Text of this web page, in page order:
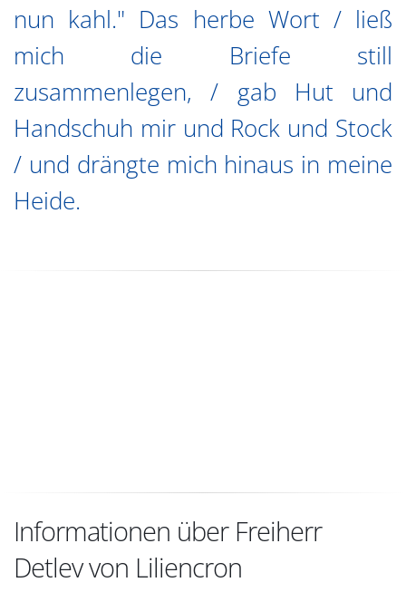
nun kahl." Das herbe Wort / ließ
mich die Briefe still
zusammenlegen, / gab Hut und
Handschuh mir und Rock und Stock
/ und drängte mich hinaus in meine
Heide.
Informationen über Freiherr
Detlev von Liliencron